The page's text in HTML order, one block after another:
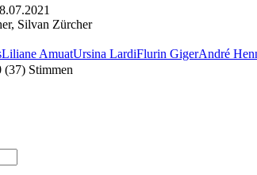
Silvan Zürcher
Liliane AmuatUrsina LardiFlurin GigerAndré
(37) Stimmen